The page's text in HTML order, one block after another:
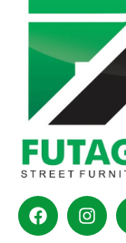
Facebook